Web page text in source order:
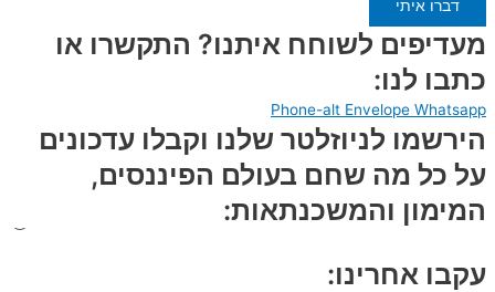
דברו איתי
מעדיפים לשוחח איתנו? התקשרו או
כתבו לנו:
Phone-alt Envelope Whatsapp
הירשמו לניוזלטר שלנו וקבלו עדכונים
על כל מה שחם בעולם הפיננסים,
המימון והמשכנתאות:
עקבו אחרינו: